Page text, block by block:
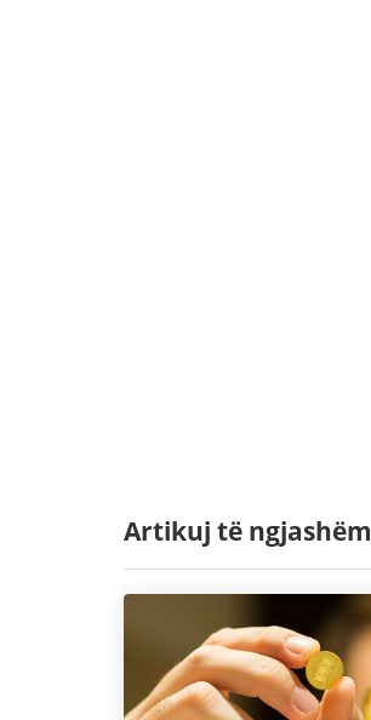
Artikuj të ngjashëm